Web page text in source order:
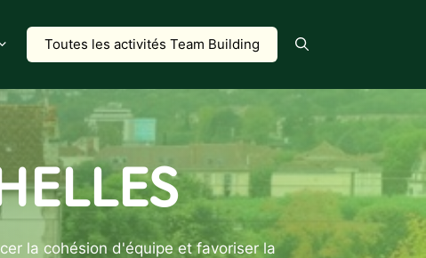
Toutes les activités Team Building
la cohésion d'équipe et favoriser la